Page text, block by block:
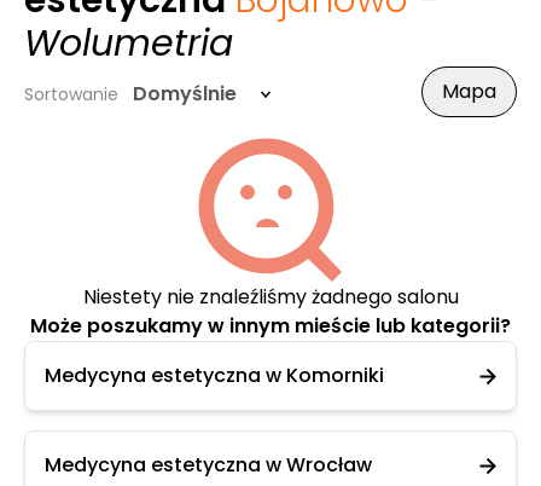
Wolumetria
Sortowanie Domyślnie Mapa
Niestety nie znaleźliśmy żadnego salonu
Może poszukamy w innym mieście lub kategorii?
Medycyna estetyczna w Komorniki
Medycyna estetyczna w Wrocław